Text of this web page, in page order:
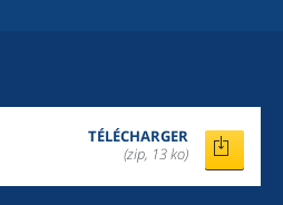
TÉLÉCHARGER
(zip, 13 ko)